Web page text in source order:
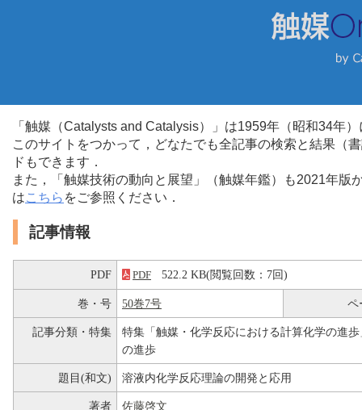
「触媒（Catalysts and Catalysis）」は1959年（昭和34年
このサイトをつかって，どなたでも全記事の検索と結果（
ドもできます．
また，「触媒技術の動向と展望」（触媒年鑑）も2021年
はこちら をご参照ください．
記事情報
PDF PDF 522.2 KB(閲覧回数：7回)
巻・号 50巻7号 ペ
記事分類・特集
特集「触媒・化学反応における計算化学の進
の進歩
題目(和文) 溶液内化学反応理論の開発と応用
著者 佐藤啓文